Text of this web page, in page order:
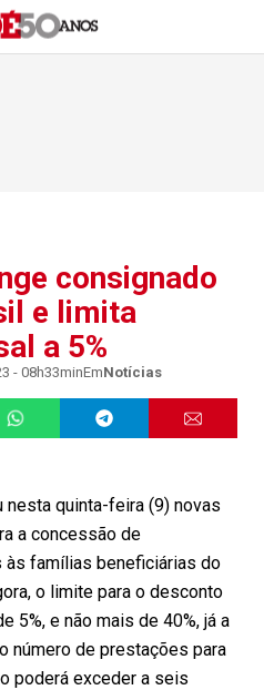
consignado
e limita
a 5%
- 08h33minEmNotícias
quinta-feira (9) novas
a concessão de
famílias beneficiárias do
o limite para o desconto
5%, e não mais de 40%, já a
número de prestações para
poderá exceder a seis